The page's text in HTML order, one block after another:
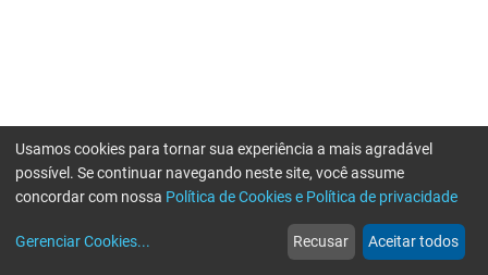
web
Notícias
more_horiz
Mais
Usamos cookies para tornar sua experiência a mais agradável
possível. Se continuar navegando neste site, você assume
concordar com nossa Política de Cookies e Política de privacidade
Gerenciar Cookies... Recusar Aceitar todos
Erro ao enviar informações, por favor tente novamente